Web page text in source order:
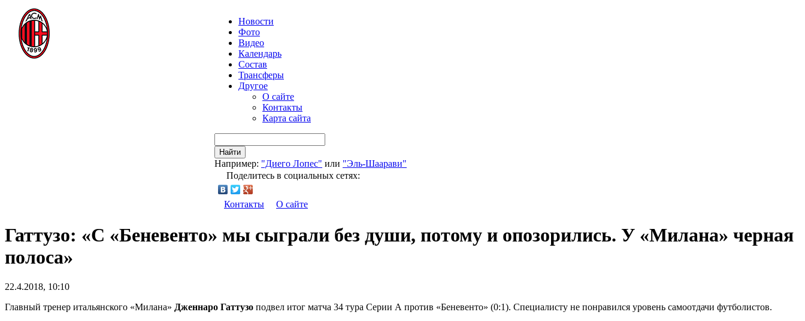
Новости
Фото
Видео
Календарь
Состав
Трансферы
Другое
О сайте
Контакты
Карта сайта
Найти
Например: "Диего Лопес" или "Эль-Шаарави"
Поделитесь в социальных сетях:
Контакты О сайте
Гаттузо: «С «Беневенто» мы сыграли без души, потому и опозорились. У «Милана» черная
полоса»
22.4.2018, 10:10
Главный тренер итальянского «Милана» Дженнаро Гаттузо подвел итог матча 34 тура Серии А против «Беневенто» (0:1). Специалисту не понравился уровень самоотдачи футболистов.